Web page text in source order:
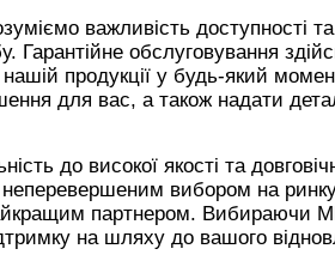
важливість доступності
Гарантійне обслуговування
нашій продукції у будь-який
для вас, а також надати
до високої якості та
вибором на ринку.
партнером. Вибираючи
на шляху до вашого